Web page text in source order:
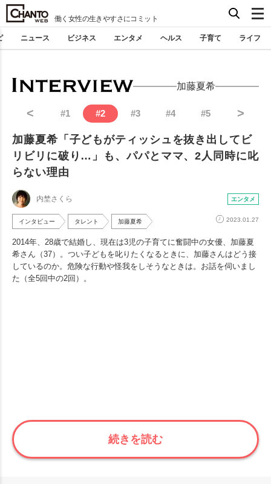
働く女性の生きやすさにコミット
ニュース ビジネス エンタメ ヘルス 子育て ライフ
加藤夏希
< #1 #2 #3 #4 #5 >
加藤夏希「子どもがティッシュを抜き出してビ
リビリに破り…」も、パパとママ、2人同時に叱
らない理由
内埜さくら エンタメ
インタビュー タレント 加藤夏希 2023.01.27
2014年、28歳で結婚し、現在は3児の子育てに奮闘中の女優、加藤夏
希さん（37）。つい子どもを叱りたくなるときに、加藤さんはどう接
しているのか。危険な行動や怪我をしそうなときは。お話を伺いまし
た（全5回中の2回）。
続きを読む